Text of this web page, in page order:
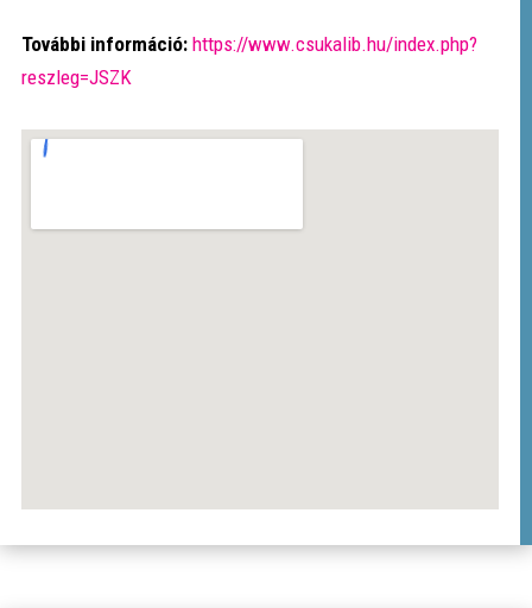
További információ: https://www.csukalib.hu/index.php?
reszleg=JSZK